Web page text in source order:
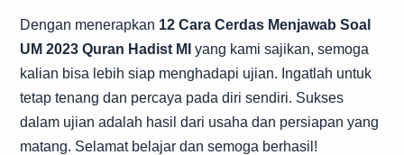
Dengan menerapkan 12 Cara Cerdas Menjawab Soal
UM 2023 Quran Hadist MI yang kami sajikan, semoga
kalian bisa lebih siap menghadapi ujian. Ingatlah untuk
tetap tenang dan percaya pada diri sendiri. Sukses
dalam ujian adalah hasil dari usaha dan persiapan yang
matang. Selamat belajar dan semoga berhasil!